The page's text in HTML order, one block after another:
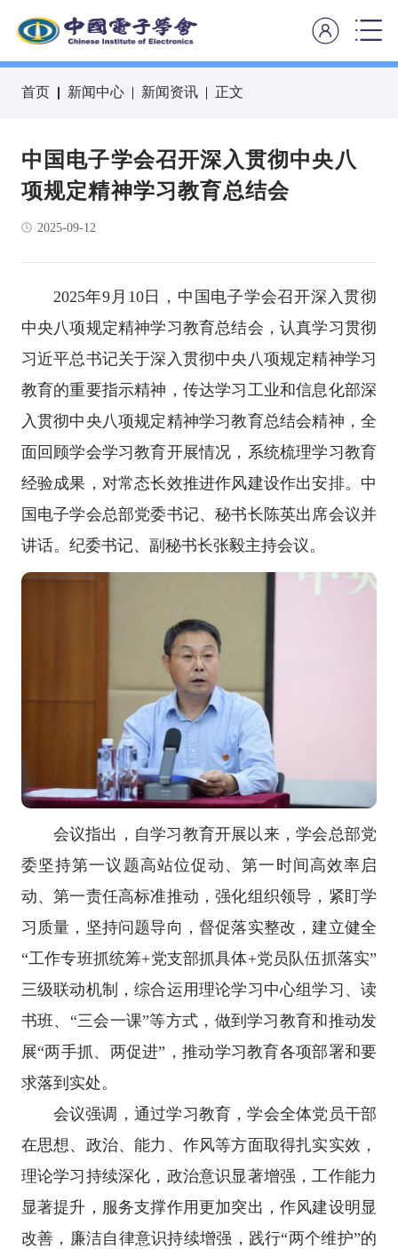
首页 新闻中心 新闻资讯 正文
中国电子学会召开深入贯彻中央八
项规定精神学习教育总结会
2025-09-12
2025年9月10日，中国电子学会召开深入贯彻
中央八项规定精神学习教育总结会，认真学习贯彻
习近平总书记关于深入贯彻中央八项规定精神学习
教育的重要指示精神，传达学习工业和信息化部深
入贯彻中央八项规定精神学习教育总结会精神，全
面回顾学会学习教育开展情况，系统梳理学习教育
经验成果，对常态长效推进作风建设作出安排。中
国电子学会总部党委书记、秘书长陈英出席会议并
讲话。纪委书记、副秘书长张毅主持会议。
会议指出，自学习教育开展以来，学会总部党
委坚持第一议题高站位促动、第一时间高效率启
动、第一责任高标准推动，强化组织领导，紧盯学
习质量，坚持问题导向，督促落实整改，建立健全
“工作专班抓统筹+党支部抓具体+党员队伍抓落实”
三级联动机制，综合运用理论学习中心组学习、读
书班、“三会一课”等方式，做到学习教育和推动发
展“两手抓、两促进”，推动学习教育各项部署和要
求落到实处。
会议强调，通过学习教育，学会全体党员干部
在思想、政治、能力、作风等方面取得扎实实效，
理论学习持续深化，政治意识显著增强，工作能力
显著提升，服务支撑作用更加突出，作风建设明显
改善，廉洁自律意识持续增强，践行“两个维护”的